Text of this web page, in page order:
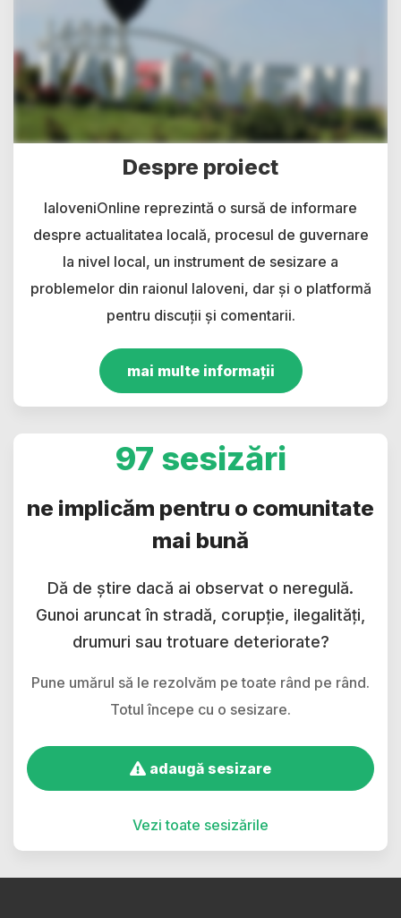
Despre proiect
IaloveniOnline reprezintă o sursă de informare
despre actualitatea locală, procesul de guvernare
la nivel local, un instrument de sesizare a
problemelor din raionul Ialoveni, dar și o platformă
pentru discuții și comentarii.
mai multe informații
97 sesizări
ne implicăm pentru o comunitate
mai bună
Dă de știre dacă ai observat o neregulă.
Gunoi aruncat în stradă, corupție, ilegalități,
drumuri sau trotuare deteriorate?
Pune umărul să le rezolvăm pe toate rând pe rând.
Totul începe cu o sesizare.
adaugă sesizare
Vezi toate sesizările